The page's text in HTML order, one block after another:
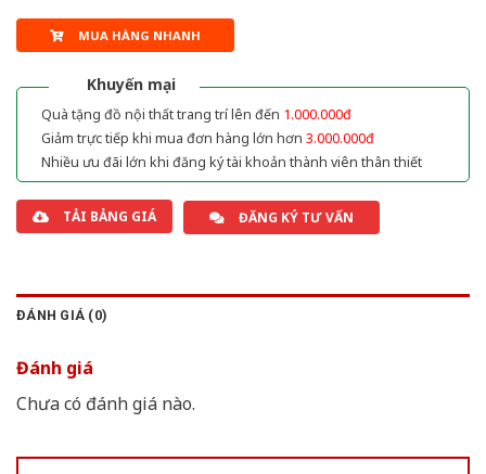
MUA HÀNG NHANH
Khuyến mại
Quà tặng đồ nội thất trang trí lên đến 1.000.000đ
Giảm trực tiếp khi mua đơn hàng lớn hơn 3.000.000đ
Nhiều ưu đãi lớn khi đăng ký tài khoản thành viên thân thiết
TẢI BẢNG GIÁ ĐĂNG KÝ TƯ VẤN
ĐÁNH GIÁ (0)
Đánh giá
Chưa có đánh giá nào.